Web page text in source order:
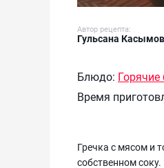
Автор рецепта:
Гульсана
Блюдо:
Время
Гречка с мясом и
собственном